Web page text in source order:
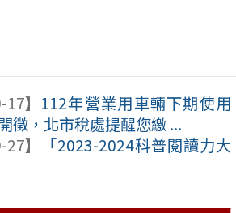
】 112年營業用車輛下期使用
徵，北市稅處提醒您繳 ...
】
「2023-2024科普閱讀力大